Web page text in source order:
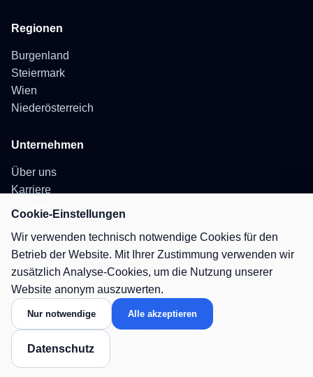
Regionen
Burgenland
Steiermark
Wien
Niederösterreich
Unternehmen
Über uns
Karriere
Kontakt
Rechtliches
IT-Betreuung, IT-Support und IT-Lösungen für Unternehmen im
Burgenland, in der Steiermark, in Niederösterreich und in Wien.
Cookie-Einstellungen
Wir verwenden technisch notwendige Cookies für den
Betrieb der Website. Mit Ihrer Zustimmung verwenden wir
zusätzlich Analyse-Cookies, um die Nutzung unserer
Website anonym auszuwerten.
Nur notwendige Alle akzeptieren
Datenschutz